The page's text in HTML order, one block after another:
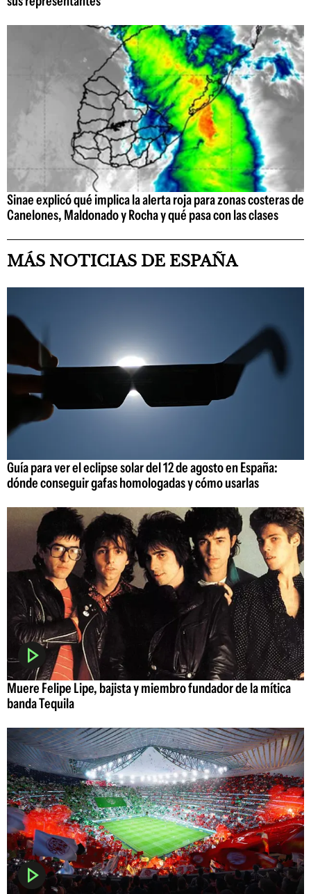
Sinae explicó qué implica la alerta roja para zonas costeras de
Canelones, Maldonado y Rocha y qué pasa con las clases
MÁS NOTICIAS DE ESPAÑA
Guía para ver el eclipse solar del 12 de agosto en España:
dónde conseguir gafas homologadas y cómo usarlas
Muere Felipe Lipe, bajista y miembro fundador de la mítica
banda Tequila